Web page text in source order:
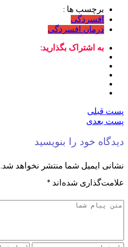
برچسب ها :
افسردگی
درمان افسردگی
به اشتراک بگذارید:
پست قبلی
پست بعدی
دیدگاه خود را بنویسید
نشانی ایمیل شما منتشر نخواهد شد.
علامت‌گذاری شده‌اند *